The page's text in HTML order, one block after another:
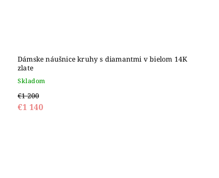
Dámske náušnice kruhy s diamantmi v bielom 14K
zlate
Skladom
€1 200
€1 140